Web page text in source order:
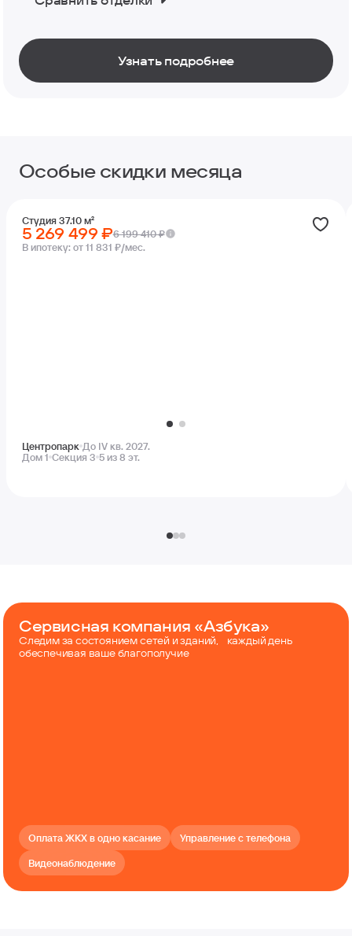
Узнать подробнее
Особые скидки месяца
Студия 37.10 м²
5 269 499 ₽6 199 410 ₽
В ипотеку:от 11 831 ₽/мес.
Центропарк До IV кв. 2027.
Дом 1 Секция 3 5 из 8 эт.
Сервисная компания «Азбука»
Следим за состоянием сетей и зданий, каждый день
обеспечивая ваше благополучие
Оплата ЖКХ в одно касание
Управление с телефона
Видеонаблюдение